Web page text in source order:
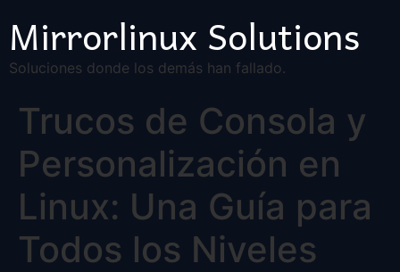
Mirrorlinux Solutions
Soluciones donde los demás han fallado.
Trucos de Consola y
Personalización en
Linux: Una Guía para
Todos los Niveles